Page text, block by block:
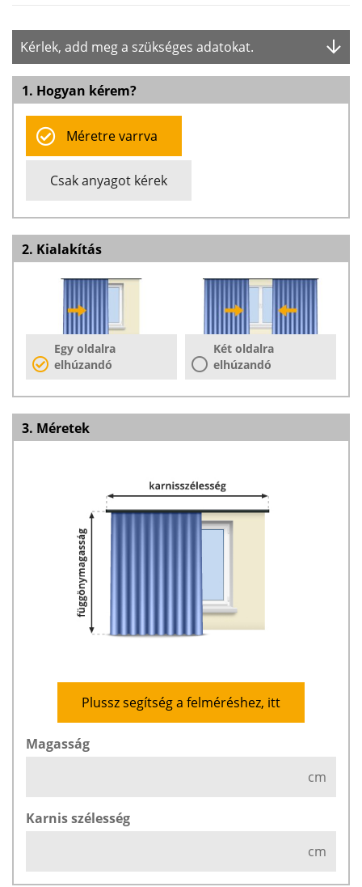
Kérlek, add meg a szükséges adatokat.
1. Hogyan kérem?
Méretre varrva
Csak anyagot kérek
2. Kialakítás
Egy oldalra
elhúzandó
Két oldalra
elhúzandó
3. Méretek
Plussz segítség a felméréshez, itt
Magasság
cm
Karnis szélesség
cm